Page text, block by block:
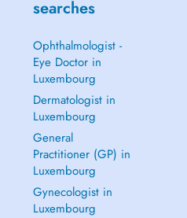
searches
Ophthalmologist -
Eye Doctor in
Luxembourg
Dermatologist in
Luxembourg
General
Practitioner (GP) in
Luxembourg
Gynecologist in
Luxembourg